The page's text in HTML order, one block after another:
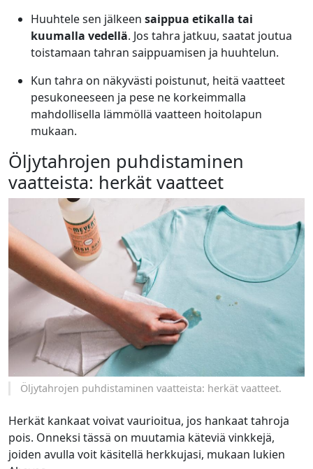
Huuhtele sen jälkeen saippua etikalla tai
kuumalla vedellä. Jos tahra jatkuu, saatat joutua
toistamaan tahran saippuamisen ja huuhtelun.
Kun tahra on näkyvästi poistunut, heitä vaatteet
pesukoneeseen ja pese ne korkeimmalla
mahdollisella lämmöllä vaatteen hoitolapun
mukaan.
Öljytahrojen puhdistaminen
vaatteista: herkät vaatteet
Öljytahrojen puhdistaminen vaatteista: herkät vaatteet.
Herkät kankaat voivat vaurioitua, jos hankaat tahroja
pois. Onneksi tässä on muutamia käteviä vinkkejä,
joiden avulla voit käsitellä herkkujasi, mukaan lukien